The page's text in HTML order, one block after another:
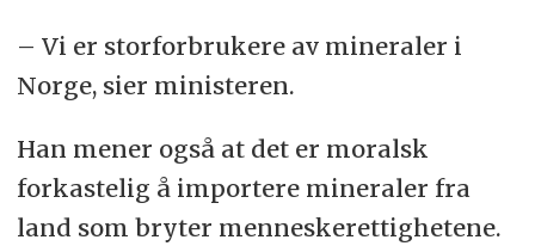
– Vi er storforbrukere av mineraler i
Norge, sier ministeren.
Han mener også at det er moralsk
forkastelig å importere mineraler fra
land som bryter menneskerettighetene.